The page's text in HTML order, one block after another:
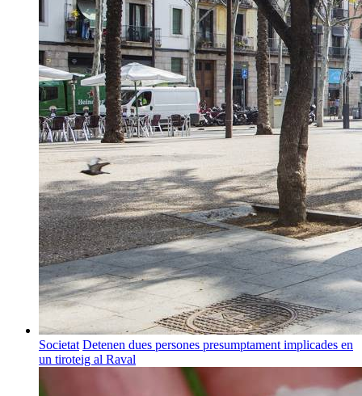
Societat Detenen dues persones presumptament implicades en
un tiroteig al Raval